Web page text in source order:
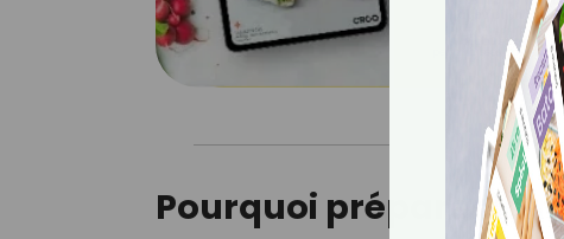
que vous
Votre adresse email
personnalisées. Vous
Pourquoi préparer la